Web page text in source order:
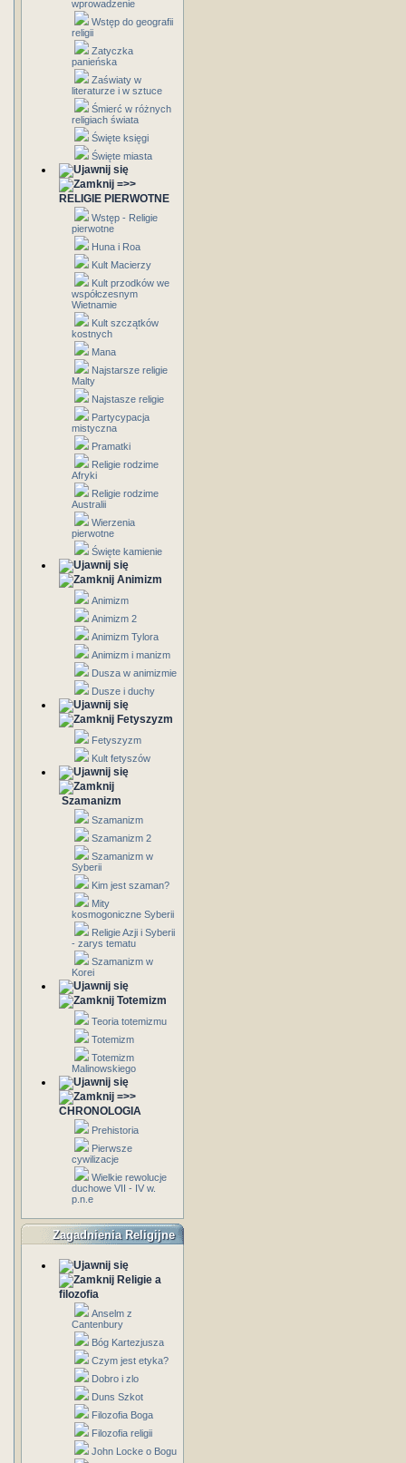
wprowadzenie
Wstęp do geografii
religii
Zatyczka
panieńska
Zaświaty w
literaturze i w sztuce
Śmierć w różnych
religiach świata
Święte księgi
Święte miasta
=>>
RELIGIE PIERWOTNE
Wstęp - Religie
pierwotne
Huna i Roa
Kult Macierzy
Kult przodków we
współczesnym
Wietnamie
Kult szczątków
kostnych
Mana
Najstarsze religie
Malty
Najstasze religie
Partycypacja
mistyczna
Pramatki
Religie rodzime
Afryki
Religie rodzime
Australii
Wierzenia
pierwotne
Święte kamienie
Animizm
Animizm
Animizm 2
Animizm Tylora
Animizm i manizm
Dusza w animizmie
Dusze i duchy
Fetyszyzm
Fetyszyzm
Kult fetyszów
Szamanizm
Szamanizm
Szamanizm 2
Szamanizm w
Syberii
Kim jest szaman?
Mity
kosmogoniczne Syberii
Religie Azji i Syberii
- zarys tematu
Szamanizm w
Korei
Totemizm
Teoria totemizmu
Totemizm
Totemizm
Malinowskiego
=>>
CHRONOLOGIA
Prehistoria
Pierwsze
cywilizacje
Wielkie rewolucje
duchowe VII - IV w.
p.n.e
Zagadnienia Religijne
Religie a
filozofia
Anselm z
Cantenbury
Bóg Kartezjusza
Czym jest etyka?
Dobro i zlo
Duns Szkot
Filozofia Boga
Filozofia religii
John Locke o Bogu